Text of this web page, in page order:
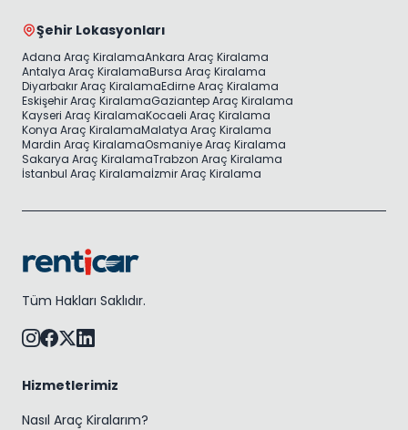
Şehir Lokasyonları
Adana Araç KiralamaAnkara Araç Kiralama
Antalya Araç KiralamaBursa Araç Kiralama
Diyarbakır Araç KiralamaEdirne Araç Kiralama
Eskişehir Araç KiralamaGaziantep Araç Kiralama
Kayseri Araç KiralamaKocaeli Araç Kiralama
Konya Araç KiralamaMalatya Araç Kiralama
Mardin Araç KiralamaOsmaniye Araç Kiralama
Sakarya Araç KiralamaTrabzon Araç Kiralama
İstanbul Araç Kiralamaİzmir Araç Kiralama
Tüm Hakları Saklıdır.
Hizmetlerimiz
Nasıl Araç Kiralarım?